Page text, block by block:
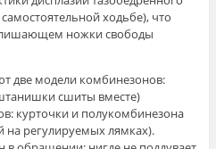
ходьбе), что
ножки свободы
две модели комбинезонов:
сшиты вместе)
курточки и полукомбинезона
регулируемых лямках).